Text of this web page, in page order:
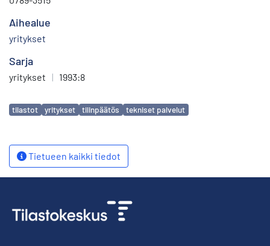
Aihealue
yritykset
Sarja
yritykset | 1993:8
Avainsanat
tilastot yritykset tilinpäätös tekniset palvelut
Tietueen kaikki tiedot